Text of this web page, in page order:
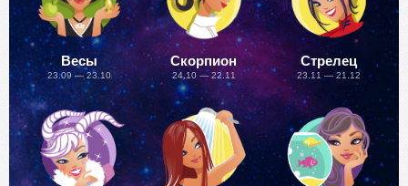
Весы
23.09 — 23.10
Скорпион
24.10 — 22.11
Стрелец
23.11 — 21.12